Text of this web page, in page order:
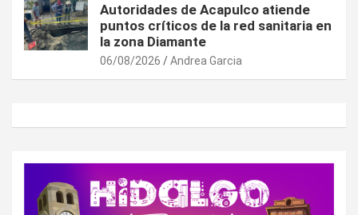
Autoridades de Acapulco atiende
puntos críticos de la red sanitaria en
la zona Diamante
06/08/2026 Andrea Garcia